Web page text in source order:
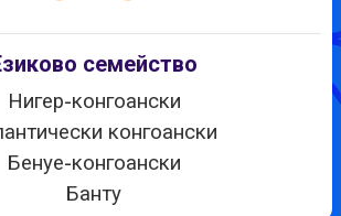
семейство
Нигер-конгоански
конгоански
Бенуе-конгоански
Банту